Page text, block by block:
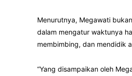
Menurutnya, Megawati
dalam mengatur waktunya
membimbing, dan mendidik
“Yang disampaikan oleh